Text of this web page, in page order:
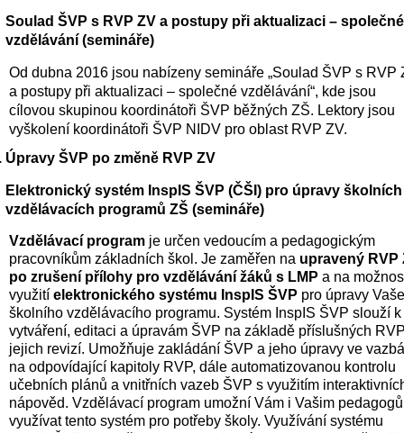
Soulad ŠVP s RVP ZV a postupy při aktualizaci – společné
vzdělávání (semináře)
Od dubna 2016 jsou nabízeny semináře „Soulad ŠVP s RVP
a postupy při aktualizaci – společné vzdělávání“, kde jsou
cílovou skupinou koordinátoři ŠVP běžných ZŠ. Lektory jsou
vyškolení koordinátoři ŠVP NIDV pro oblast RVP ZV.
Úpravy ŠVP po změně RVP ZV
Elektronický systém InspIS ŠVP (ČŠI) pro úpravy školních
vzdělávacích programů ZŠ (semináře)
Vzdělávací program je určen vedoucím a pedagogickým
pracovníkům základních škol. Je zaměřen na upravený RVP
po zrušení přílohy pro vzdělávání žáků s LMP a na
využití elektronického systému InspIS ŠVP pro úpravy
školního vzdělávacího programu. Systém InspIS ŠVP slouží k
vytváření, editaci a úpravám ŠVP na základě příslušných
jejich revizí. Umožňuje zakládání ŠVP a jeho úpravy ve
na odpovídající kapitoly RVP, dále automatizovanou kontrolu
učebních plánů a vnitřních vazeb ŠVP s využitím
nápověd. Vzdělávací program umožní Vám i Vašim
využívat tento systém pro potřeby školy. Využívání systému